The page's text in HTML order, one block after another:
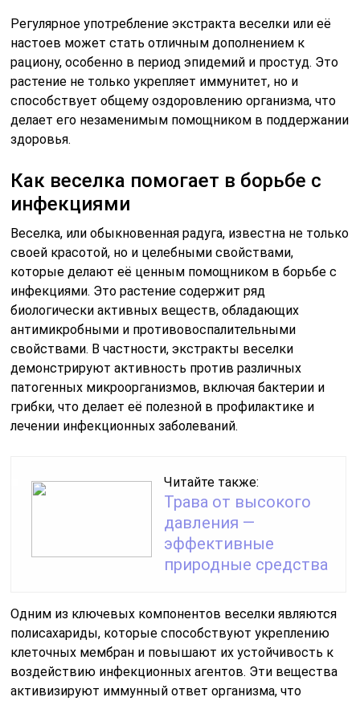
Регулярное употребление экстракта веселки или её
настоев может стать отличным дополнением к
рациону, особенно в период эпидемий и простуд. Это
растение не только укрепляет иммунитет, но и
способствует общему оздоровлению организма, что
делает его незаменимым помощником в поддержании
здоровья.
Как веселка помогает в борьбе с
инфекциями
Веселка, или обыкновенная радуга, известна не только
своей красотой, но и целебными свойствами,
которые делают её ценным помощником в борьбе с
инфекциями. Это растение содержит ряд
биологически активных веществ, обладающих
антимикробными и противовоспалительными
свойствами. В частности, экстракты веселки
демонстрируют активность против различных
патогенных микроорганизмов, включая бактерии и
грибки, что делает её полезной в профилактике и
лечении инфекционных заболеваний.
Читайте также:
Трава от высокого
давления —
эффективные
природные средства
Одним из ключевых компонентов веселки являются
полисахариды, которые способствуют укреплению
клеточных мембран и повышают их устойчивость к
воздействию инфекционных агентов. Эти вещества
активизируют иммунный ответ организма, что